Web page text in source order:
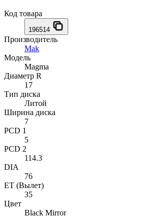
Код товара
196514
Производитель
Mak
Модель
Magma
Диаметр R
17
Тип диска
Литой
Ширина диска
7
PCD 1
5
PCD 2
114.3
DIA
76
ET (Вылет)
35
Цвет
Black Mirror